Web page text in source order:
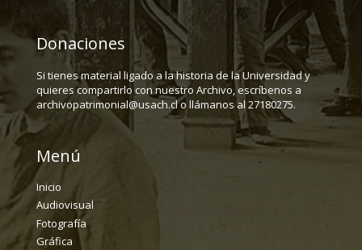
Donaciones
Si tienes material ligado a la historia de la Universidad y
quieres compartirlo con nuestro Archivo, escríbenos a
archivopatrimonial@usach.cl o llámanos al 27180275.
Menú
Inicio
Audiovisual
Fotografía
Gráfica